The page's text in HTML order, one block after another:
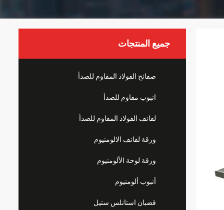
جميع المنتجات
صفائح الفولاذ المقاوم للصدأ
انبوب مقاوم للصدأ
لفائف الفولاذ المقاوم للصدأ
ورقة لفائف الالومنيوم
ورقة لوحة الألومنيوم
أنبوب ألومنيوم
قضبان استانلس ستيل